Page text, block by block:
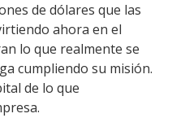
de dólares que las
ahora en el
lo que realmente se
cumpliendo su misión.
de lo que